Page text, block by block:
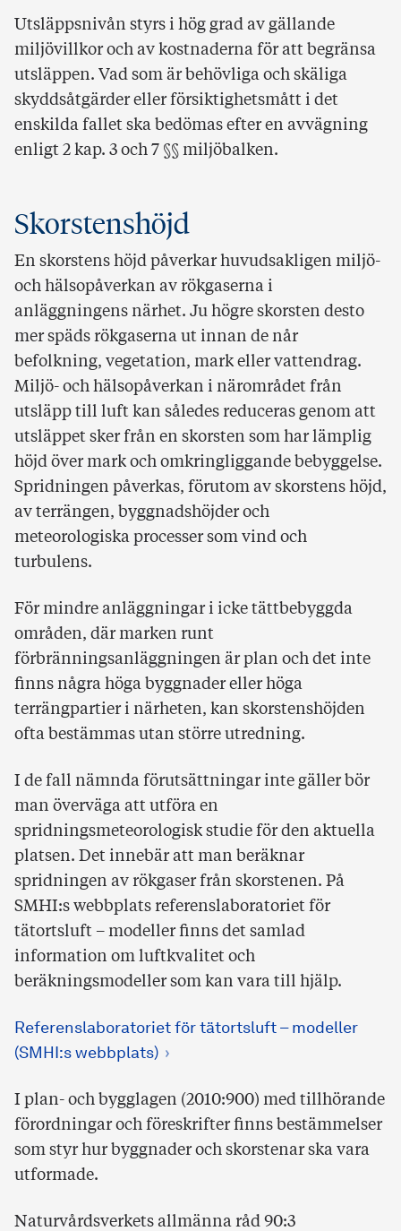
Utsläppsnivån styrs i hög grad av gällande
miljövillkor och av kostnaderna för att begränsa
utsläppen. Vad som är behövliga och skäliga
skyddsåtgärder eller försiktighetsmått i det
enskilda fallet ska bedömas efter en avvägning
enligt 2 kap. 3 och 7 §§ miljöbalken.
Skorstenshöjd
En skorstens höjd påverkar huvudsakligen miljö-
och hälsopåverkan av rökgaserna i
anläggningens närhet. Ju högre skorsten desto
mer späds rökgaserna ut innan de når
befolkning, vegetation, mark eller vattendrag.
Miljö- och hälsopåverkan i närområdet från
utsläpp till luft kan således reduceras genom att
utsläppet sker från en skorsten som har lämplig
höjd över mark och omkringliggande bebyggelse.
Spridningen påverkas, förutom av skorstens höjd,
av terrängen, byggnadshöjder och
meteorologiska processer som vind och
turbulens.
För mindre anläggningar i icke tättbebyggda
områden, där marken runt
förbränningsanläggningen är plan och det inte
finns några höga byggnader eller höga
terrängpartier i närheten, kan skorstenshöjden
ofta bestämmas utan större utredning.
I de fall nämnda förutsättningar inte gäller bör
man överväga att utföra en
spridningsmeteorologisk studie för den aktuella
platsen. Det innebär att man beräknar
spridningen av rökgaser från skorstenen. På
SMHI:s webbplats referenslaboratoriet för
tätortsluft – modeller finns det samlad
information om luftkvalitet och
beräkningsmodeller som kan vara till hjälp.
Referenslaboratoriet för tätortsluft – modeller
(SMHI:s webbplats)
I plan- och bygglagen (2010:900) med tillhörande
förordningar och föreskrifter finns bestämmelser
som styr hur byggnader och skorstenar ska vara
utformade.
Naturvårdsverkets allmänna råd 90:3